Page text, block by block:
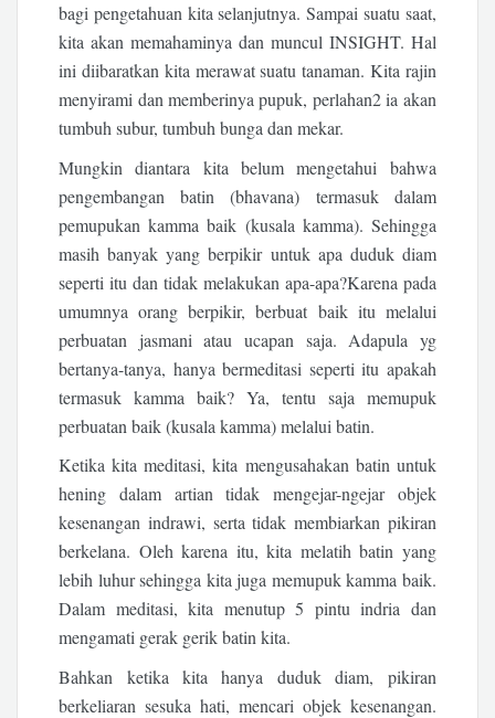
bagi pengetahuan kita selanjutnya. Sampai suatu saat,
kita akan memahaminya dan muncul INSIGHT. Hal
ini diibaratkan kita merawat suatu tanaman. Kita rajin
menyirami dan memberinya pupuk, perlahan2 ia akan
tumbuh subur, tumbuh bunga dan mekar.
Mungkin diantara kita belum mengetahui bahwa
pengembangan batin (bhavana) termasuk dalam
pemupukan kamma baik (kusala kamma). Sehingga
masih banyak yang berpikir untuk apa duduk diam
seperti itu dan tidak melakukan apa-apa?Karena pada
umumnya orang berpikir, berbuat baik itu melalui
perbuatan jasmani atau ucapan saja. Adapula yg
bertanya-tanya, hanya bermeditasi seperti itu apakah
termasuk kamma baik? Ya, tentu saja memupuk
perbuatan baik (kusala kamma) melalui batin.
Ketika kita meditasi, kita mengusahakan batin untuk
hening dalam artian tidak mengejar-ngejar objek
kesenangan indrawi, serta tidak membiarkan pikiran
berkelana. Oleh karena itu, kita melatih batin yang
lebih luhur sehingga kita juga memupuk kamma baik.
Dalam meditasi, kita menutup 5 pintu indria dan
mengamati gerak gerik batin kita.
Bahkan ketika kita hanya duduk diam, pikiran
berkeliaran sesuka hati, mencari objek kesenangan.